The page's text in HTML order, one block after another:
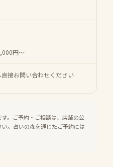
円～
直接お問い合わせください
。ご予約・ご相談は、店舗の公
。占いの森を通じたご予約には